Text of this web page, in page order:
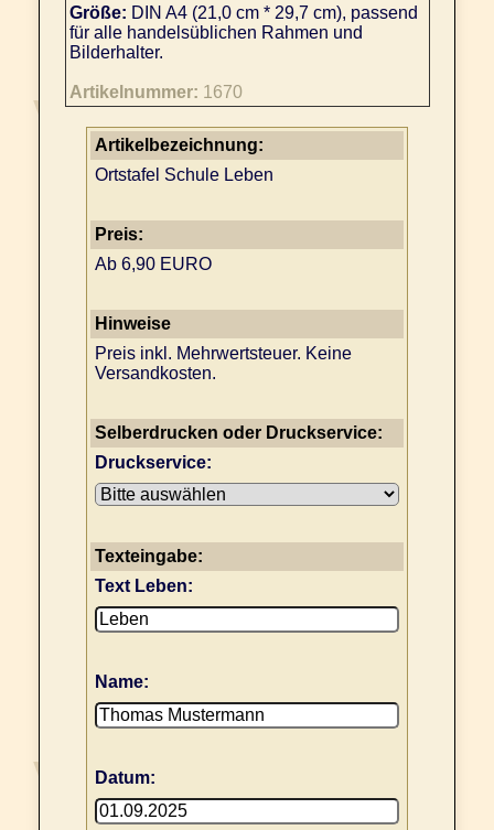
Größe: DIN A4 (21,0 cm * 29,7 cm), passend
für alle handelsüblichen Rahmen und
Bilderhalter.
Artikelnummer: 1670
Artikelbezeichnung:
Ortstafel Schule Leben
Preis:
Ab 6,90 EURO
Hinweise
Preis inkl. Mehrwertsteuer. Keine
Versandkosten.
Selberdrucken oder Druckservice:
Druckservice:
Texteingabe:
Text Leben:
Name:
Datum: